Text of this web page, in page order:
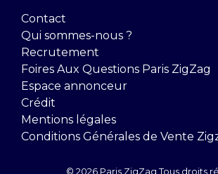
Contact
Qui sommes-nous ?
Recrutement
Foires Aux Questions Paris ZigZag
Espace annonceur
Crédit
Mentions légales
Conditions Générales de Vente
© 2026 Paris ZigZag Tous droits